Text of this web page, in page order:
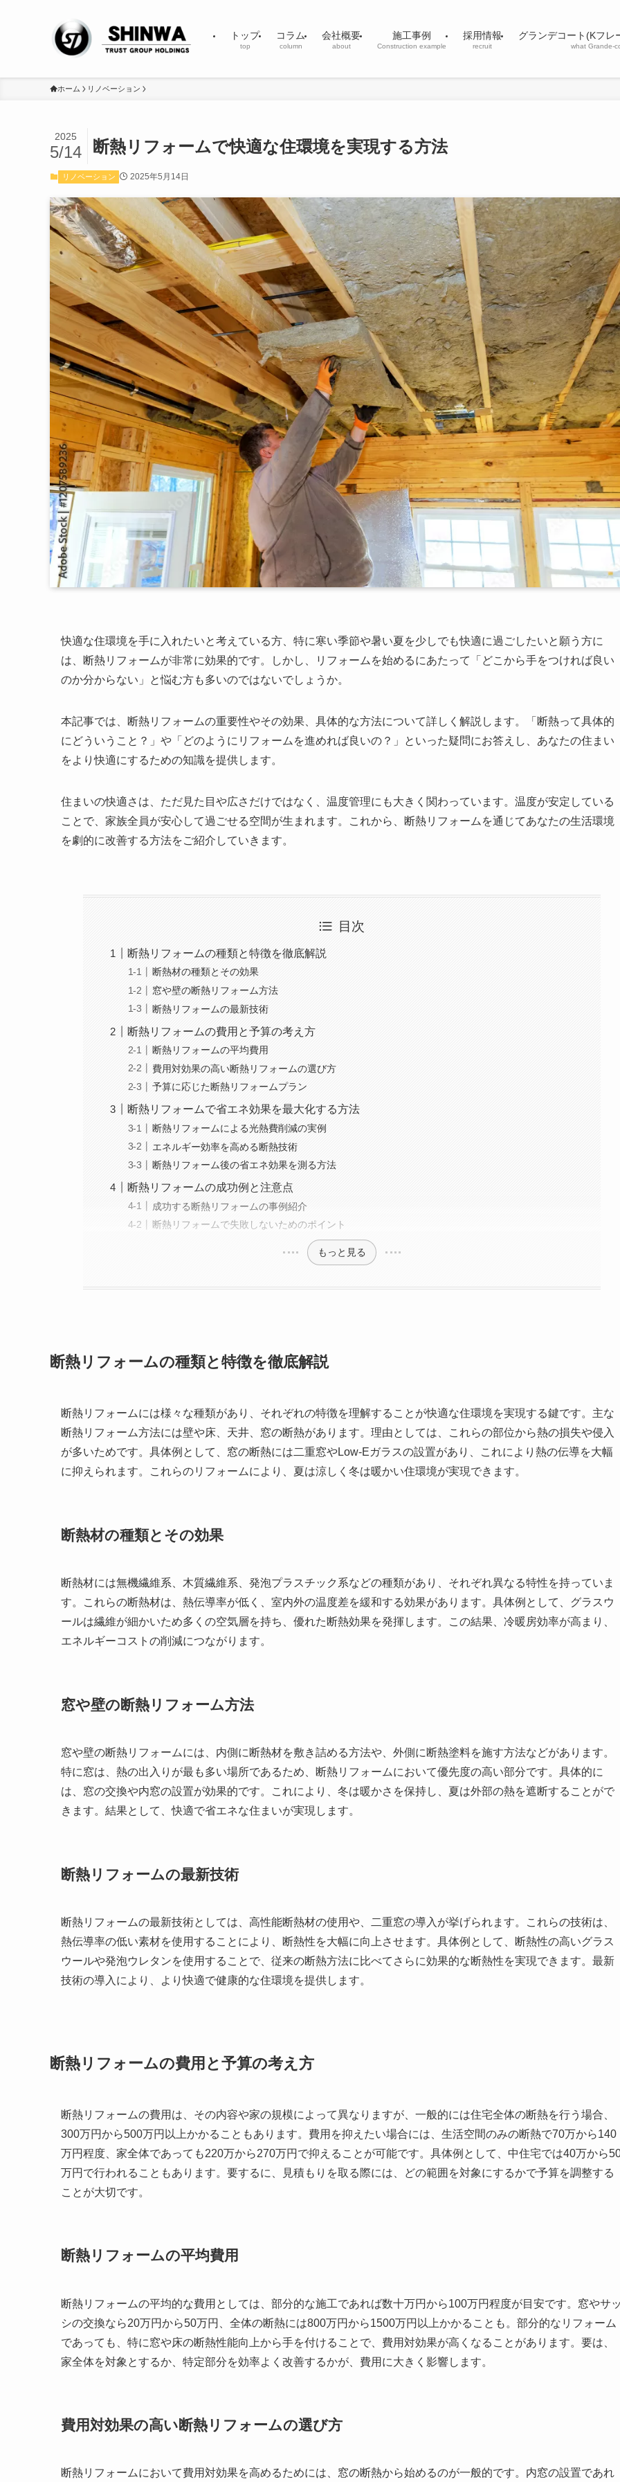
トップ
top
コラム
column
会社概要
about
施工事例
Construction example
採用情報
recruit
グランデコート(Kフレ
what Grande-
ホーム リノベーション
断熱リフォームで快適な住環境を実現する方法
2025
5/14
リノベーション 2025年5月14日
快適な住環境を手に入れたいと考えている方、特に寒い季節や暑い夏を少しでも快適に過ごしたいと願う方に
は、断熱リフォームが非常に効果的です。しかし、リフォームを始めるにあたって「どこから手をつければ良い
のか分からない」と悩む方も多いのではないでしょうか。
本記事では、断熱リフォームの重要性やその効果、具体的な方法について詳しく解説します。「断熱って具体的
にどういうこと？」や「どのようにリフォームを進めれば良いの？」といった疑問にお答えし、あなたの住まい
をより快適にするための知識を提供します。
住まいの快適さは、ただ見た目や広さだけではなく、温度管理にも大きく関わっています。温度が安定している
ことで、家族全員が安心して過ごせる空間が生まれます。これから、断熱リフォームを通じてあなたの生活環境
を劇的に改善する方法をご紹介していきます。
目次
断熱リフォームの種類と特徴を徹底解説
断熱材の種類とその効果
窓や壁の断熱リフォーム方法
断熱リフォームの最新技術
断熱リフォームの費用と予算の考え方
断熱リフォームの平均費用
費用対効果の高い断熱リフォームの選び方
予算に応じた断熱リフォームプラン
断熱リフォームで省エネ効果を最大化する方法
断熱リフォームによる光熱費削減の実例
エネルギー効率を高める断熱技術
断熱リフォーム後の省エネ効果を測る方法
断熱リフォームの成功例と注意点
成功する断熱リフォームの事例紹介
断熱リフォームで失敗しないためのポイント
もっと見る
断熱リフォームの種類と特徴を徹底解説
断熱リフォームには様々な種類があり、それぞれの特徴を理解することが快適な住環境を実現する鍵です。主な
断熱リフォーム方法には壁や床、天井、窓の断熱があります。理由としては、これらの部位から熱の損失や侵入
が多いためです。具体例として、窓の断熱には二重窓やLow-Eガラスの設置があり、これにより熱の伝導を大幅
に抑えられます。これらのリフォームにより、夏は涼しく冬は暖かい住環境が実現できます。
断熱材の種類とその効果
断熱材には無機繊維系、木質繊維系、発泡プラスチック系などの種類があり、それぞれ異なる特性を持っていま
す。これらの断熱材は、熱伝導率が低く、室内外の温度差を緩和する効果があります。具体例として、グラスウ
ールは繊維が細かいため多くの空気層を持ち、優れた断熱効果を発揮します。この結果、冷暖房効率が高まり、
エネルギーコストの削減につながります。
窓や壁の断熱リフォーム方法
窓や壁の断熱リフォームには、内側に断熱材を敷き詰める方法や、外側に断熱塗料を施す方法などがあります。
特に窓は、熱の出入りが最も多い場所であるため、断熱リフォームにおいて優先度の高い部分です。具体的に
は、窓の交換や内窓の設置が効果的です。これにより、冬は暖かさを保持し、夏は外部の熱を遮断することがで
きます。結果として、快適で省エネな住まいが実現します。
断熱リフォームの最新技術
断熱リフォームの最新技術としては、高性能断熱材の使用や、二重窓の導入が挙げられます。これらの技術は、
熱伝導率の低い素材を使用することにより、断熱性を大幅に向上させます。具体例として、断熱性の高いグラス
ウールや発泡ウレタンを使用することで、従来の断熱方法に比べてさらに効果的な断熱性を実現できます。最新
技術の導入により、より快適で健康的な住環境を提供します。
断熱リフォームの費用と予算の考え方
断熱リフォームの費用は、その内容や家の規模によって異なりますが、一般的には住宅全体の断熱を行う場合、
300万円から500万円以上かかることもあります。費用を抑えたい場合には、生活空間のみの断熱で70万から140
万円程度、家全体であっても220万から270万円で抑えることが可能です。具体例として、中住宅では40万から
万円で行われることもあります。要するに、見積もりを取る際には、どの範囲を対象にするかで予算を調整する
ことが大切です。
断熱リフォームの平均費用
断熱リフォームの平均的な費用としては、部分的な施工であれば数十万円から100万円程度が目安です。窓やサ
シの交換なら20万円から50万円、全体の断熱には800万円から1500万円以上かかることも。部分的なリフォーム
であっても、特に窓や床の断熱性能向上から手を付けることで、費用対効果が高くなることがあります。要は、
家全体を対象とするか、特定部分を効率よく改善するかが、費用に大きく影響します。
費用対効果の高い断熱リフォームの選び方
断熱リフォームにおいて費用対効果を高めるためには、窓の断熱から始めるのが一般的です。内窓の設置であれ